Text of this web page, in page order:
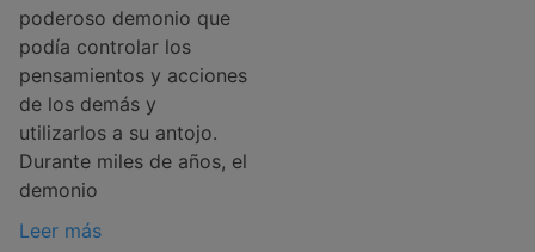
poderoso demonio que
podía controlar los
pensamientos y acciones
de los demás y
utilizarlos a su antojo.
Durante miles de años, el
demonio
Leer más